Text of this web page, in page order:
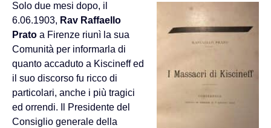
Solo due mesi dopo, il
6.06.1903, Rav Raffaello
Prato a Firenze riunì la sua
Comunità per informarla di
quanto accaduto a Kiscineff ed
il suo discorso fu ricco di
particolari, anche i più tragici
ed orrendi. Il Presidente del
Consiglio generale della